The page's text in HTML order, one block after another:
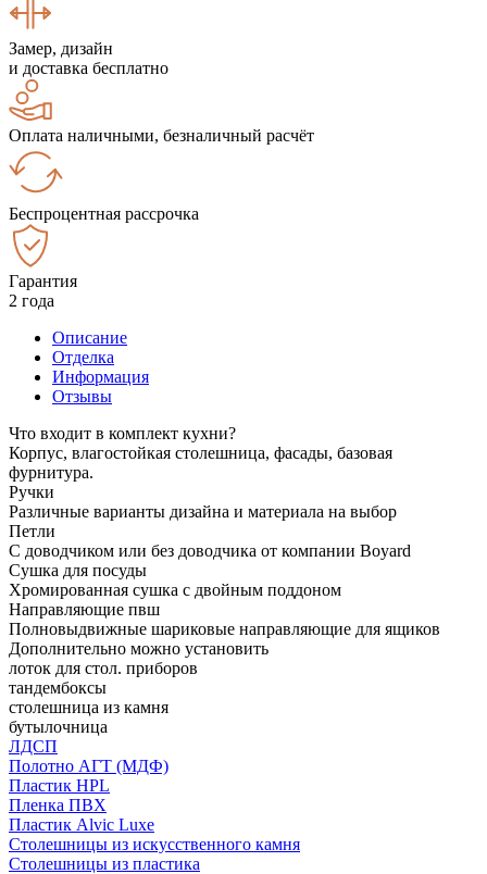
Замер, дизайн
и доставка бесплатно
Оплата наличными, безналичный расчёт
Беспроцентная рассрочка
Гарантия
2 года
Описание
Отделка
Информация
Отзывы
Что входит в комплект кухни?
Корпус, влагостойкая столешница, фасады, базовая
фурнитура.
Ручки
Различные варианты дизайна и материала на выбор
Петли
С доводчиком или без доводчика от компании Boyard
Сушка для посуды
Хромированная сушка с двойным поддоном
Направляющие пвш
Полновыдвижные шариковые направляющие для ящиков
Дополнительно можно установить
лоток для стол. приборов
тандембоксы
столешница из камня
бутылочница
ЛДСП
Полотно АГТ (МДФ)
Пластик HPL
Пленка ПВХ
Пластик Alvic Luxe
Столешницы из искусственного камня
Столешницы из пластика